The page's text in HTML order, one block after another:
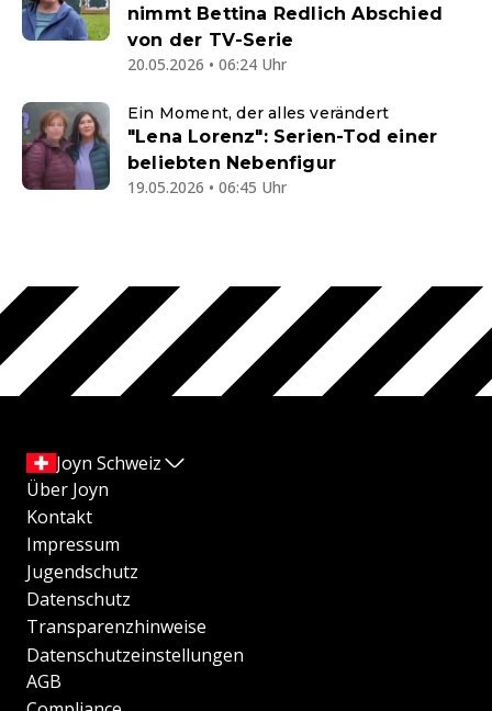
nimmt Bettina Redlich Abschied
von der TV-Serie
20.05.2026 • 06:24 Uhr
Ein Moment, der alles verändert
"Lena Lorenz": Serien-Tod einer
beliebten Nebenfigur
19.05.2026 • 06:45 Uhr
Joyn Schweiz
Über Joyn
Kontakt
Impressum
Jugendschutz
Datenschutz
Transparenzhinweise
Datenschutzeinstellungen
AGB